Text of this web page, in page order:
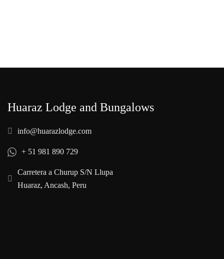
Huaraz Lodge and Bungalows
info@huarazlodge.com
+ 51 981 890 729
Carretera a Churup S/N Llupa
Huaraz, Ancash, Peru